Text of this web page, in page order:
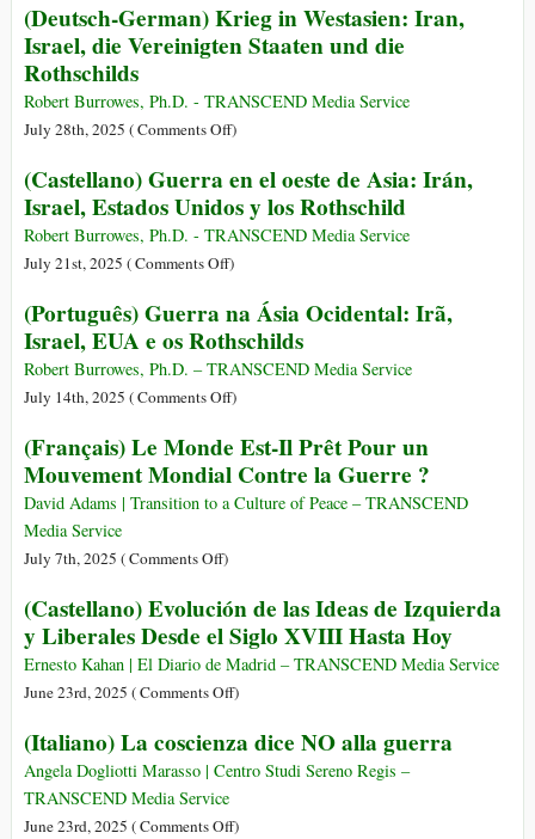
os
Bárbaros,
Quais
os
Conférence
sur
science
politique
la
paix
et
la
violence
(Deutsch-German) Krieg in Westasien: Iran,
Israel, die Vereinigten Staaten und die
Rothschilds
Robert Burrowes, Ph.D. - TRANSCEND Media Service
July 28th, 2025 (Comments Offon
German)
Krieg
in
Westasien:
Israel,
die
Vereinigten
Staaten
die
Rothschilds
)
(Castellano) Guerra en el oeste de Asia: Irán,
Israel, Estados Unidos y los Rothschild
Robert Burrowes, Ph.D. - TRANSCEND Media Service
July 21st, 2025 (Comments Offon
Guerra
en
el
oeste
Asia:
Irán,
Israel,
los
Rothschild
)
(Português) Guerra na Ásia Ocidental: Irã,
Israel, EUA e os Rothschilds
Robert Burrowes, Ph.D. – TRANSCEND Media Service
July 14th, 2025 (Comments Offon
Guerra
na
Ásia
EUA
e
os
Rothschilds
)
(Français) Le Monde Est-Il Prêt Pour un
Mouvement Mondial Contre la Guerre ?
David Adams | Transition to a Culture of Peace – TRANSCEND
Media Service
July 7th, 2025 (Comments Offon
Le
Monde
Est-
Il
Pour
un
Mouvement
Mondial
)
(Castellano) Evolución de las Ideas de Izquierda
y Liberales Desde el Siglo XVIII Hasta Hoy
Ernesto Kahan | El Diario de Madrid – TRANSCEND Media Service
June 23rd, 2025 (Comments Offon
Evolución
de
Ideas
)
(Italiano) La coscienza dice NO alla guerra
Angela Dogliotti Marasso | Centro Studi Sereno Regis –
TRANSCEND Media Service
June 23rd, 2025 (Comments Offon)